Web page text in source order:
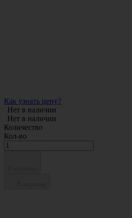
Как узнать цену?
Нет в наличии
Нет в наличии
Количество
Кол-во